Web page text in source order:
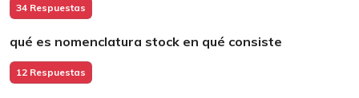
34 Respuestas
qué es nomenclatura stock en qué consiste
12 Respuestas